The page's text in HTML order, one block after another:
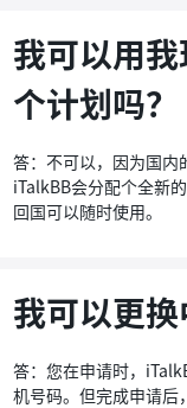
我可以用
个计划吗？
答：不可以，因为国内
iTalkBB会分配个全新
回国可以随时使用。
我可以更换
答：您在申请时，
机号码。但完成申请后